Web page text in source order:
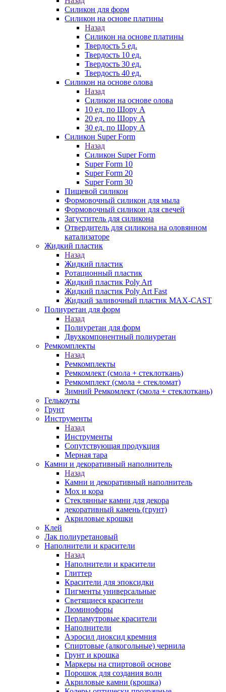
Силикон для форм
Силикон на основе платины
Назад
Силикон на основе платины
Твердость 5 ед.
Твердость 10 ед.
Твердость 30 ед.
Твердость 40 ед.
Силикон на основе олова
Назад
Силикон на основе олова
10 ед. по Шору А
20 ед. по Шору А
30 ед. по Шору А
Силикон Super Form
Назад
Силикон Super Form
Super Form 10
Super Form 20
Super Form 30
Пищевой силикон
Формовочный силикон для мыла
Формовочный силикон для свечей
Загуститель для силикона
Отвердитель для силикона на оловянном
катализаторе
Жидкий пластик
Назад
Жидкий пластик
Ротационный пластик
Жидкий пластик Poly Art
Жидкий пластик Poly Art Fast
Жидкий заливочный пластик MAX-CAST
Полиуретан для форм
Назад
Полиуретан для форм
Двухкомпонентный полиуретан
Ремкомплекты
Назад
Ремкомплекты
Ремкомлект (смола + стеклоткань)
Ремкомплект (смола + стекломат)
Зимний Ремкомлект (смола + стеклоткань)
Гелькоуты
Грунт
Инструменты
Назад
Инструменты
Сопутствующая продукция
Мерная тара
Камни и декоративный наполнитель
Назад
Камни и декоративный наполнитель
Мох и кора
Стеклянные камни для декора
декоративный камень (грунт)
Акриловые крошки
Клей
Лак полиуретановый
Наполнители и красители
Назад
Наполнители и красители
Глиттер
Красители для эпоксидки
Пигменты универсальные
Светящиеся красители
Люминофоры
Перламутровые красители
Наполнители
Аэросил диоксид кремния
Спиртовые (алкогольные) чернила
Грунт и крошка
Маркеры на спиртовой основе
Порошок для создания волн
Акриловые камни (крошка)